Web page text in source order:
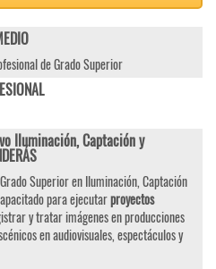
de Grado Superior
Iluminación, Captación y
Superior en Iluminación, Captación
para ejecutarproyectos
y tratar imágenes en producciones
en audiovisuales, espectáculos y